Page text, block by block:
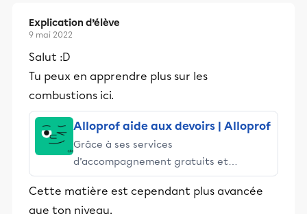
Explication d’élève
9 mai 2022
Salut :D
Tu peux en apprendre plus sur les
combustions ici.
Alloprof aide aux devoirs | Alloprof
Grâce à ses services
d’accompagnement gratuits et
stimulants, Alloprof engage les élèves
et leurs parents dans la réussite
Cette matière est cependant plus avancée
que ton niveau.